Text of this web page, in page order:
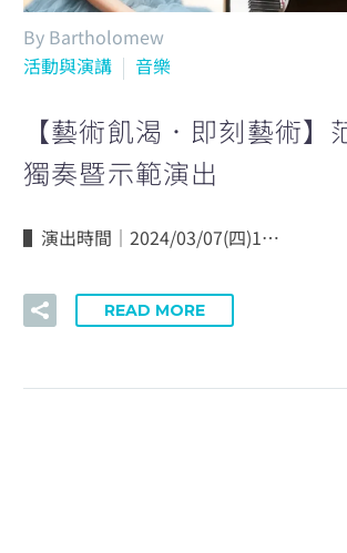
By Bartholomew
活動與演講
音樂
【藝術飢渴．即刻藝術】
獨奏暨示範演出
▌演出時間｜2024/03/07(四)1…
READ MORE